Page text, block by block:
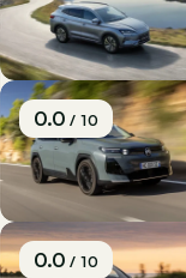
0.0/ 10
0.0/ 10